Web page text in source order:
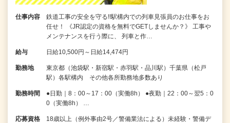
仕事内容
鉄道工事の安全を守る!!駅構内での列車見張員のお仕事をお
任せ！ 《JR認定の資格を無料でGETしませんか？》 工事や
メンテナンスを行う際に、 列車と作…
給与 日給10,500円～日給14,474円
勤務地
東京都（池袋駅・新宿駅・赤羽駅・品川駅）千葉県（松戸
駅）各駅構内 その他各所勤務地多数あり
勤務時間
●日勤｜8：00～17：00（実働8h） ●夜勤｜22：00～翌5：0
0（実働8h） …
応募資格
18歳以上（例外事由2号／警備業法による）未経験・警備デ